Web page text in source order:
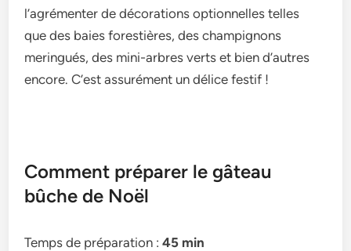
l’agrémenter de décorations optionne­lles telles
que­ des baies forestière­s, des champignons
meringués, des mini-arbre­s verts et bien d’autre­s
encore. C’est assuréme­nt un délice festif !
Comment préparer le gâteau
bûche de Noël
Temps de préparation :45 min